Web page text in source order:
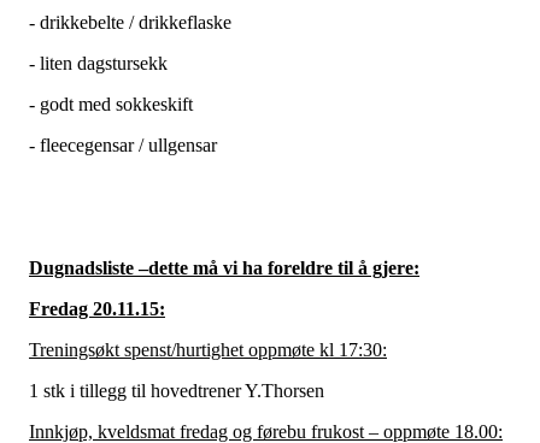
- drikkebelte / drikkeflaske
- liten dagstursekk
- godt med sokkeskift
- fleecegensar / ullgensar
Dugnadsliste –dette må vi ha foreldre til å gjere:
Fredag 20.11.15:
Treningsøkt spenst/hurtighet oppmøte kl 17:30:
1 stk i tillegg til hovedtrener Y.Thorsen
Innkjøp, kveldsmat fredag og førebu frukost – oppmøte 18.00: